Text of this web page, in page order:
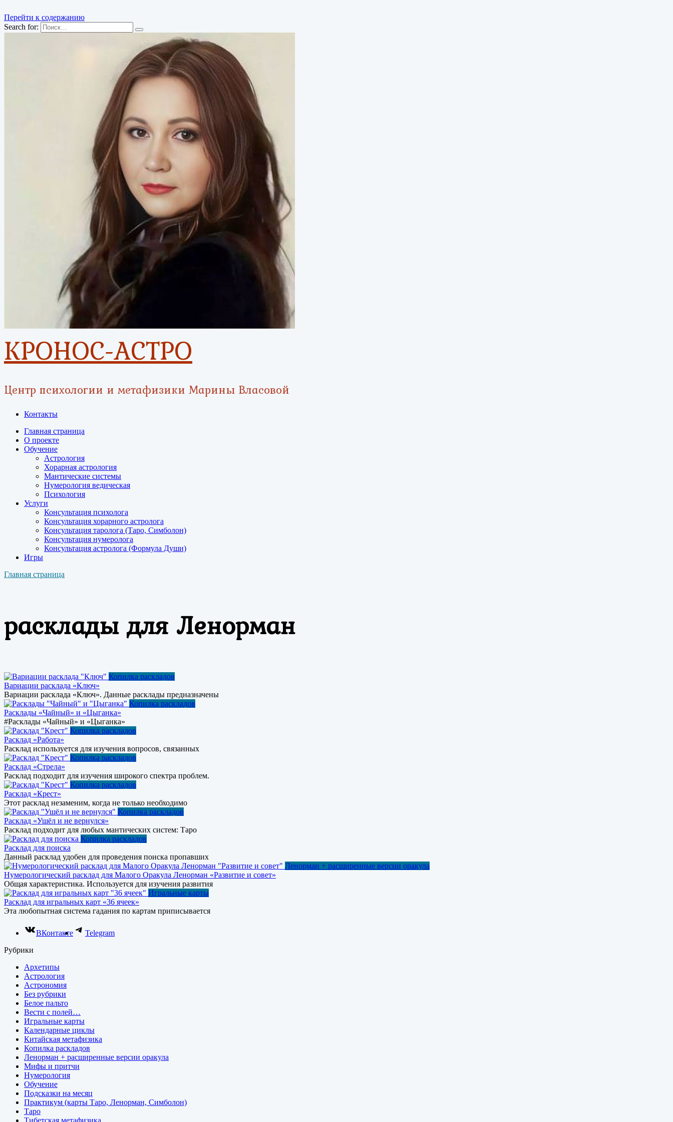
Перейти к содержанию
Search for:
КРОНОС-АСТРО
Центр психологии и метафизики Марины Власовой
Контакты
Главная страница
О проекте
Обучение
Астрология
Хорарная астрология
Мантические системы
Нумерология ведическая
Психология
Услуги
Консультация психолога
Консультация хорарного астролога
Консультация таролога (Таро, Симболон)
Консультация нумеролога
Консультация астролога (Формула Души)
Игры
Главная страница
расклады для Ленорман
Копилка раскладов
Вариации расклада «Ключ»
Вариации расклада «Ключ». Данные расклады предназначены
Копилка раскладов
Расклады «Чайный» и «Цыганка»
#Расклады «Чайный» и «Цыганка»
Копилка раскладов
Расклад «Работа»
Расклад используется для изучения вопросов, связанных
Копилка раскладов
Расклад «Стрела»
Расклад подходит для изучения широкого спектра проблем.
Копилка раскладов
Расклад «Крест»
Этот расклад незаменим, когда не только необходимо
Копилка раскладов
Расклад «Ушёл и не вернулся»
Расклад подходит для любых мантических систем: Таро
Копилка раскладов
Расклад для поиска
Данный расклад удобен для проведения поиска пропавших
Ленорман + расширенные версии оракула
Нумерологический расклад для Малого Оракула Ленорман «Развитие и совет»
Общая характеристика. Используется для изучения развития
Игральные карты
Расклад для игральных карт «36 ячеек»
Эта любопытная система гадания по картам приписывается
ВКонтакте
Telegram
Рубрики
Архетипы
Астрология
Астрономия
Без рубрики
Белое пальто
Вести с полей…
Игральные карты
Календарные циклы
Китайская метафизика
Копилка раскладов
Ленорман + расширенные версии оракула
Мифы и притчи
Нумерология
Обучение
Подсказки на месяц
Практикум (карты Таро, Ленорман, Симболон)
Таро
Тибетская метафизика